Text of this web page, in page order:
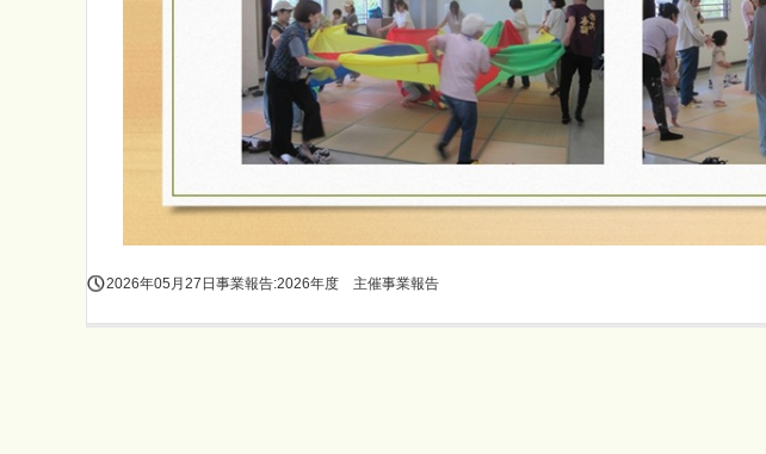
2026年05月27日 事業報告:2026年度 主催事業報告